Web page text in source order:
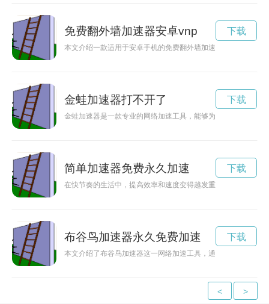
免费翻外墙加速器安卓vnp
本文介绍一款适用于安卓手机的免费翻外墙加速器，让用户畅
下载
金蛙加速器打不开了
金蛙加速器是一款专业的网络加速工具，能够为用户提供高速
下载
简单加速器免费永久加速
在快节奏的生活中，提高效率和速度变得越发重要。简单加速
下载
布谷鸟加速器永久免费加速
本文介绍了布谷鸟加速器这一网络加速工具，通过提供高速的
下载
< >